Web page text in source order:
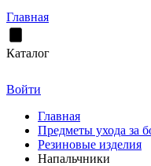
Главная
Каталог
Войти
Главная
Предметы ухода за
Резиновые изделия
Напальчники